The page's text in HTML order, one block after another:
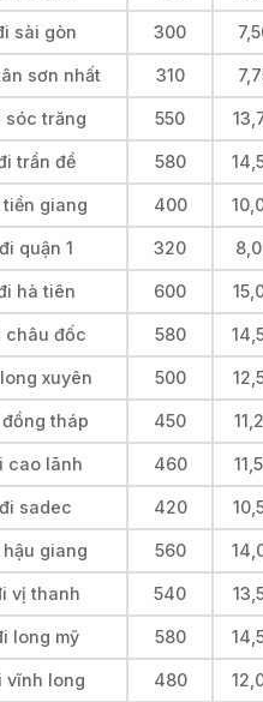
sài gòn 300
sơn nhất 310
sóc trăng 550
trần đề 580
giang 400
quận 1 320
hà tiên 600
châu đốc 580
xuyên 500
tháp 450
cao lãnh 460
sadec 420
giang 560
vị thanh 540
long mỹ 580
vĩnh long 480